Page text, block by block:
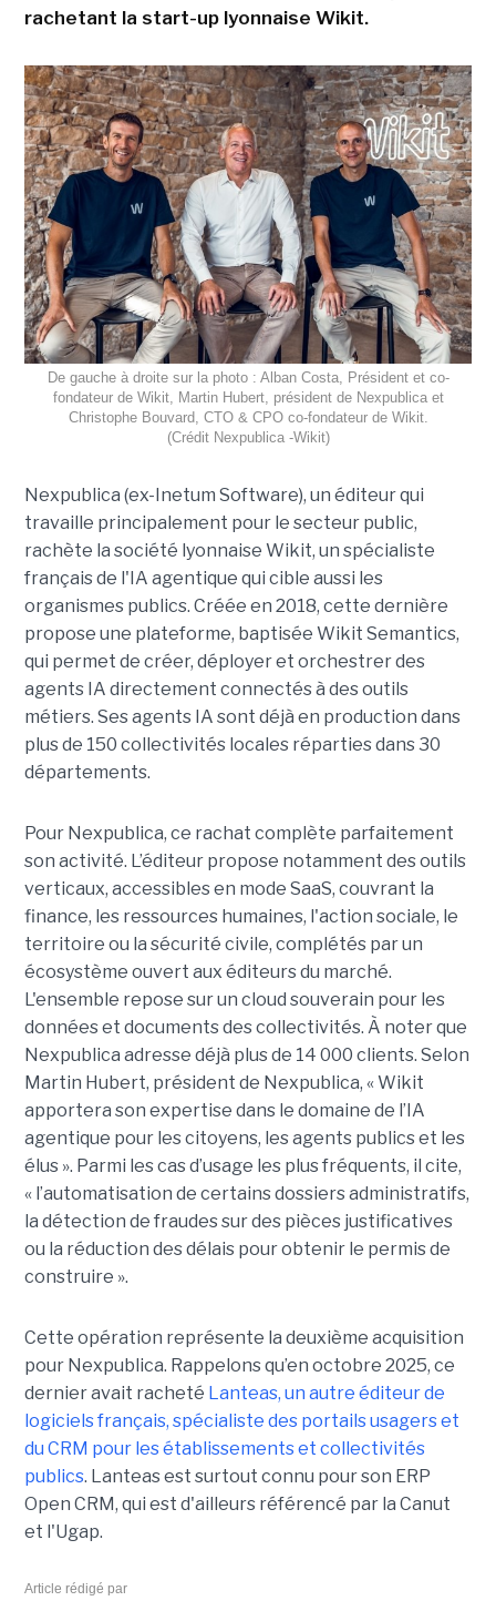
rachetant la start-up lyonnaise Wikit.
De gauche à droite sur la photo : Alban Costa, Président et co-
fondateur de Wikit, Martin Hubert, président de Nexpublica et
Christophe Bouvard, CTO & CPO co-fondateur de Wikit.
(Crédit Nexpublica -Wikit)
Nexpublica (ex-Inetum Software), un éditeur qui
travaille principalement pour le secteur public,
rachète la société lyonnaise Wikit, un spécialiste
français de l'IA agentique qui cible aussi les
organismes publics. Créée en 2018, cette dernière
propose une plateforme, baptisée Wikit Semantics,
qui permet de créer, déployer et orchestrer des
agents IA directement connectés à des outils
métiers. Ses agents IA sont déjà en production dans
plus de 150 collectivités locales réparties dans 30
départements.
Pour Nexpublica, ce rachat complète parfaitement
son activité. L’éditeur propose notamment des outils
verticaux, accessibles en mode SaaS, couvrant la
finance, les ressources humaines, l'action sociale, le
territoire ou la sécurité civile, complétés par un
écosystème ouvert aux éditeurs du marché.
L'ensemble repose sur un cloud souverain pour les
données et documents des collectivités. À noter que
Nexpublica adresse déjà plus de 14 000 clients. Selon
Martin Hubert, président de Nexpublica, « Wikit
apportera son expertise dans le domaine de l’IA
agentique pour les citoyens, les agents publics et les
élus ». Parmi les cas d’usage les plus fréquents, il cite,
« l’automatisation de certains dossiers administratifs,
la détection de fraudes sur des pièces justificatives
ou la réduction des délais pour obtenir le permis de
construire ».
Cette opération représente la deuxième acquisition
pour Nexpublica. Rappelons qu’en octobre 2025, ce
dernier avait racheté Lanteas, un autre éditeur de
logiciels français, spécialiste des portails usagers et
du CRM pour les établissements et collectivités
publics. Lanteas est surtout connu pour son ERP
Open CRM, qui est d'ailleurs référencé par la Canut
et l'Ugap.
Article rédigé par